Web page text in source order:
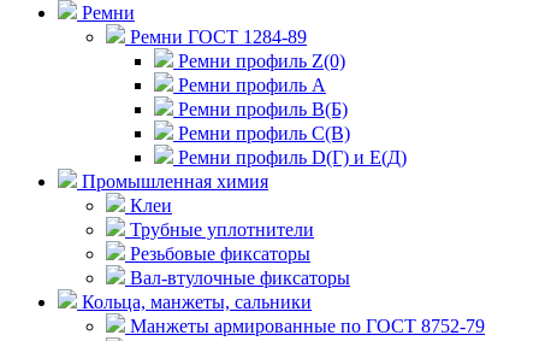
Ремни
Ремни ГОСТ 1284-89
Ремни профиль Z(0)
Ремни профиль А
Ремни профиль В(Б)
Ремни профиль С(В)
Ремни профиль D(Г) и E(Д)
Промышленная химия
Клеи
Трубные уплотнители
Резьбовые фиксаторы
Вал-втулочные фиксаторы
Кольца, манжеты, сальники
Манжеты армированные по ГОСТ 8752-79